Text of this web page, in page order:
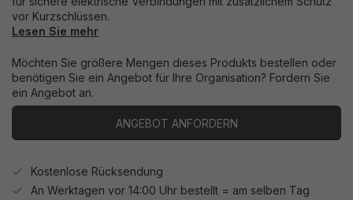
vor Kurzschlüssen.
Lesen Sie mehr
Möchten Sie größere Mengen dieses Produkts bestellen oder
benötigen Sie ein Angebot für Ihre Organisation? Fordern Sie
ein Angebot an.
ANGEBOT ANFORDERN
Kostenlose Rücksendung
An Werktagen vor 14:00 Uhr bestellt = am selben Tag